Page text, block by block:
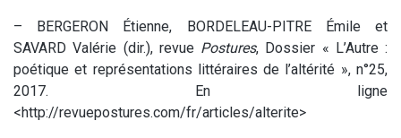
– BERGERON Étienne, BORDELEAU-PITRE Émile et
SAVARD Valérie (dir.), revue Postures, Dossier « L’Autre :
poétique et représentations littéraires de l’altérité », n°25,
2017. En ligne
<http://revuepostures.com/fr/articles/alterite>